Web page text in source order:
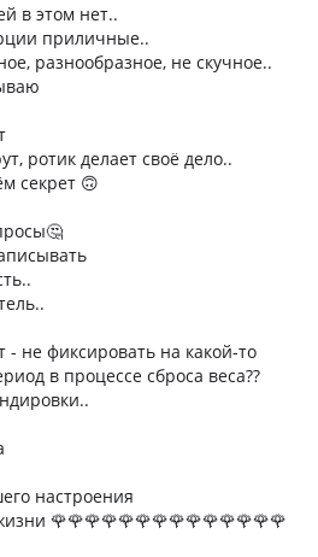
в этом нет..
приличные..
разнообразное, не скучное..
ротик делает своё дело..
секрет 🙃
- не фиксировать на какой-то
в процессе сброса веса??
настроения
🌹🌹🌹🌹🌹🌹🌹🌹🌹🌹🌹🌹🌹🌹